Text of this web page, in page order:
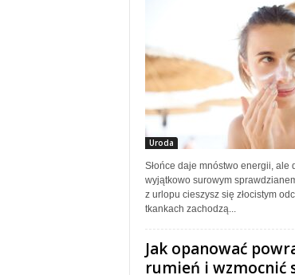
Uroda
Słońce daje mnóstwo energii, ale
wyjątkowo surowym
z urlopu cieszysz się złocistym
tkankach zachodzą...
Jak opanować
rumień i wzmocnić